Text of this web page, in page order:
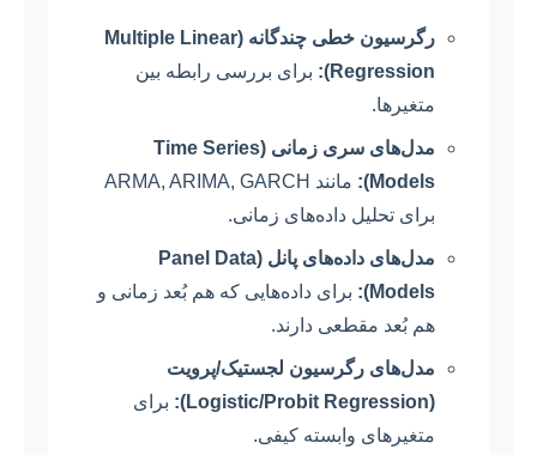
رگرسیون خطی چندگانه (Multiple Linear
Regression):
برای بررسی رابطه بین
متغیرها.
مدل‌های سری زمانی (Time Series
Models):
مانند ARMA, ARIMA, GARCH
برای تحلیل داده‌های زمانی.
مدل‌های داده‌های پانل (Panel Data
Models):
برای داده‌هایی که هم بُعد زمانی و
هم بُعد مقطعی دارند.
مدل‌های رگرسیون لجستیک/پرویت
(Logistic/Probit Regression):
برای
متغیرهای وابسته کیفی.